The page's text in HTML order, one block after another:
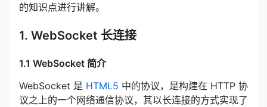
的知识点进行讲解。
1. WebSocket 长连接
1.1 WebSocket 简介
WebSocket 是 HTML5 中的协议，是构建在 HTTP 协
议之上的一个网络通信协议，其以长连接的方式实现了